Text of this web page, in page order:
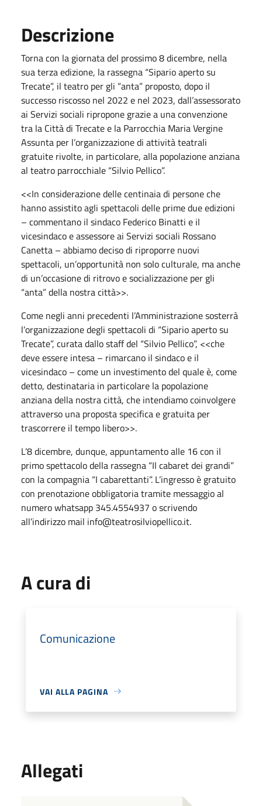
Descrizione
Torna con la giornata del prossimo 8 dicembre, nella
sua terza edizione, la rassegna “Sipario aperto su
Trecate”, il teatro per gli “anta” proposto, dopo il
successo riscosso nel 2022 e nel 2023, dall’assessorato
ai Servizi sociali ripropone grazie a una convenzione
tra la Città di Trecate e la Parrocchia Maria Vergine
Assunta per l’organizzazione di attività teatrali
gratuite rivolte, in particolare, alla popolazione anziana
al teatro parrocchiale “Silvio Pellico”.
<<In considerazione delle centinaia di persone che
hanno assistito agli spettacoli delle prime due edizioni
– commentano il sindaco Federico Binatti e il
vicesindaco e assessore ai Servizi sociali Rossano
Canetta – abbiamo deciso di riproporre nuovi
spettacoli, un’opportunità non solo culturale, ma anche
di un’occasione di ritrovo e socializzazione per gli
“anta” della nostra città>>.
Come negli anni precedenti l’Amministrazione sosterrà
l’organizzazione degli spettacoli di “Sipario aperto su
Trecate”, curata dallo staff del “Silvio Pellico”, <<che
deve essere intesa – rimarcano il sindaco e il
vicesindaco – come un investimento del quale è, come
detto, destinataria in particolare la popolazione
anziana della nostra città, che intendiamo coinvolgere
attraverso una proposta specifica e gratuita per
trascorrere il tempo libero>>.
L’8 dicembre, dunque, appuntamento alle 16 con il
primo spettacolo della rassegna “Il cabaret dei grandi”
con la compagnia “I cabarettanti”. L’ingresso è gratuito
con prenotazione obbligatoria tramite messaggio al
numero whatsapp 345.4554937 o scrivendo
all’indirizzo mail info@teatrosilviopellico.it.
A cura di
Comunicazione
VAI ALLA PAGINA
Allegati